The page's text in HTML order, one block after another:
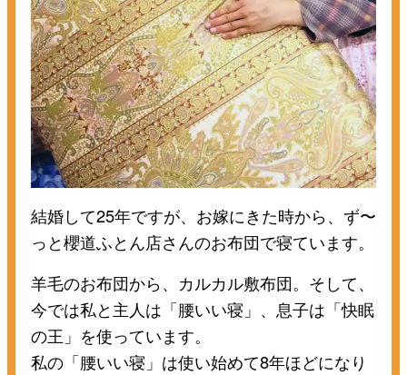
結婚して25年ですが、お嫁にきた時から、ず〜
っと櫻道ふとん店さんのお布団で寝ています。
羊毛のお布団から、カルカル敷布団。そして、
今では私と主人は「腰いい寝」、息子は「快眠
の王」を使っています。
私の「腰いい寝」は使い始めて8年ほどになり